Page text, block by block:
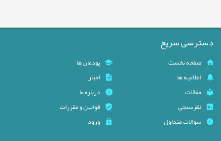
دسترسی سریع
صفحه نخست
پودمان ها
اطلاعیه ها
اخبار
مقالات
درباره ما
نظرسنجی
قوانین و مقررات
سوالات متداول
ورود